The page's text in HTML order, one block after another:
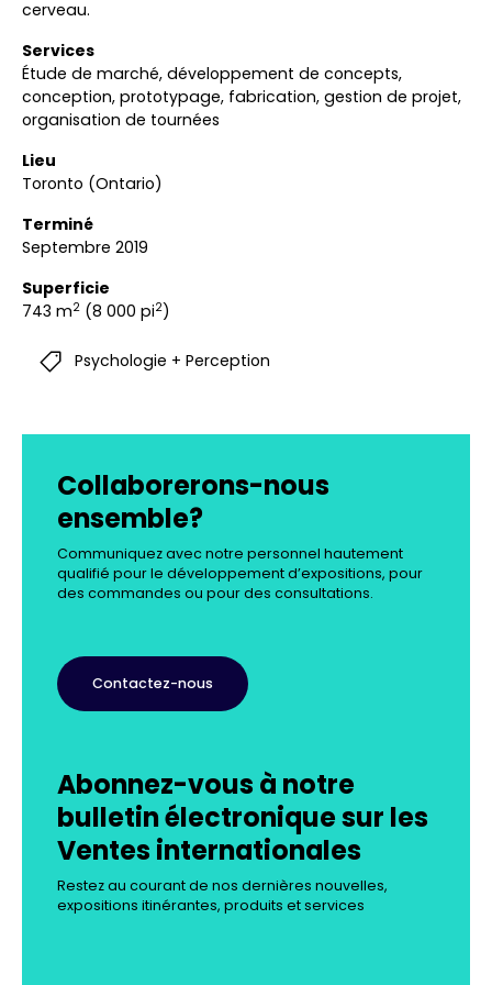
cerveau.
Services
Étude de marché, développement de concepts,
conception, prototypage, fabrication, gestion de projet,
organisation de tournées
Lieu
Toronto (Ontario)
Terminé
Septembre 2019
Superficie
743 m2 (8 000 pi2)
Psychologie + Perception
Collaborerons-nous
ensemble?
Communiquez avec notre personnel hautement
qualifié pour le développement d’expositions, pour
des commandes ou pour des consultations.
Contactez-nous
Abonnez-vous à notre
bulletin électronique sur les
Ventes internationales
Restez au courant de nos dernières nouvelles,
expositions itinérantes, produits et services